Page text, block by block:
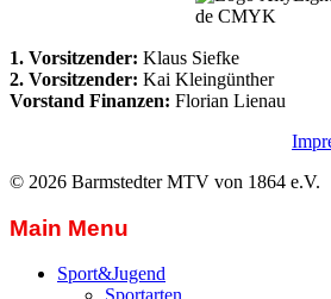
1. Vorsitzender: Klaus Siefke
2. Vorsitzender: Kai Kleingünther
Vorstand Finanzen: Florian Lienau
© 2026 Barmstedter MTV von 1864 e.V.
Main Menu
Sport&Jugend